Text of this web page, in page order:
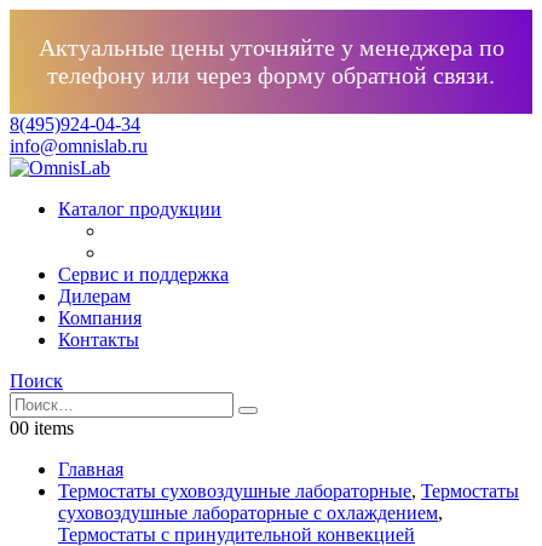
Актуальные цены уточняйте у менеджера по
телефону или через форму обратной связи.
8(495)924-04-34
info@omnislab.ru
Каталог продукции
Сервис и поддержка
Дилерам
Компания
Контакты
Поиск
00 items
Главная
Термостаты суховоздушные лабораторные, Термостаты
суховоздушные лабораторные с охлаждением,
Термостаты с принудительной конвекцией